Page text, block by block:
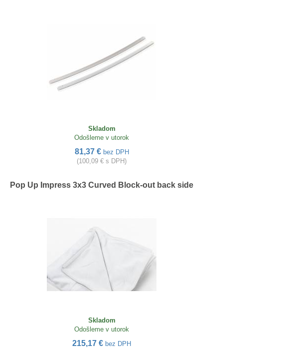
Skladom
Odošleme v utorok
81,37 € bez DPH
(100,09 € s DPH)
Pop Up Impress 3x3 Curved Block-out back side
Skladom
Odošleme v utorok
215,17 €bez DPH